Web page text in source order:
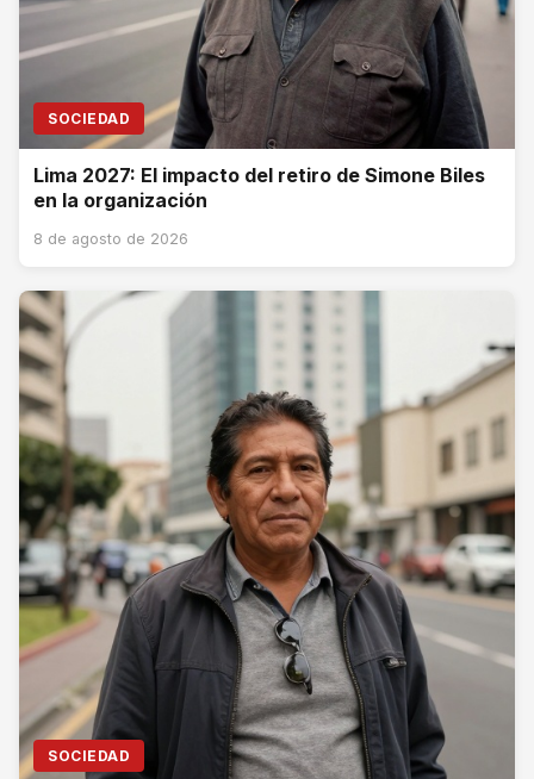
SOCIEDAD
Lima 2027: El impacto del retiro de Simone Biles
en la organización
8 de agosto de 2026
SOCIEDAD